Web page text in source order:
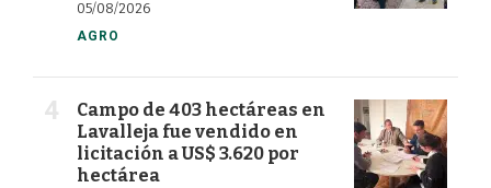
05/08/2026
AGRO
Campo de 403 hectáreas en
Lavalleja fue vendido en
licitación a US$ 3.620 por
hectárea